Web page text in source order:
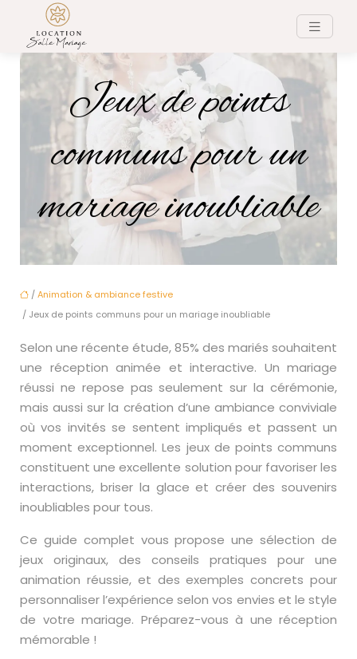
Jeux de points
communs pour un
mariage inoubliable
/Animation & ambiance festive
/ Jeux de points communs pour un mariage inoubliable
Selon une récente étude, 85% des mariés souhaitent
une réception animée et interactive. Un mariage
réussi ne repose pas seulement sur la cérémonie,
mais aussi sur la création d’une ambiance conviviale
où vos invités se sentent impliqués et passent un
moment exceptionnel. Les jeux de points communs
constituent une excellente solution pour favoriser les
interactions, briser la glace et créer des souvenirs
inoubliables pour tous.
Ce guide complet vous propose une sélection de
jeux originaux, des conseils pratiques pour une
animation réussie, et des exemples concrets pour
personnaliser l’expérience selon vos envies et le style
de votre mariage. Préparez-vous à une réception
mémorable !